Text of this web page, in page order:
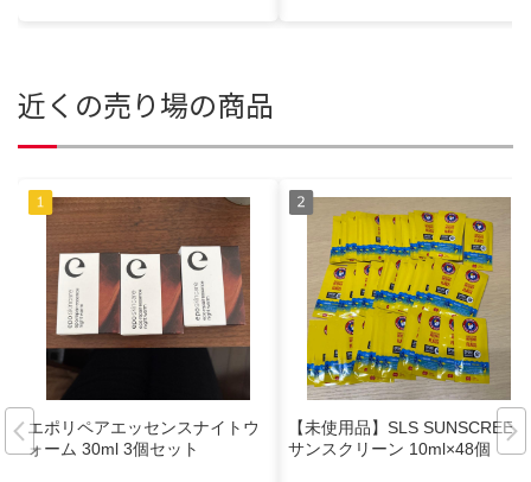
近くの売り場の商品
エポリペアエッセンスナイトウ
ォーム 30ml 3個セット
【未使用品】SLS SUNSCREEN
サンスクリーン 10ml×48個